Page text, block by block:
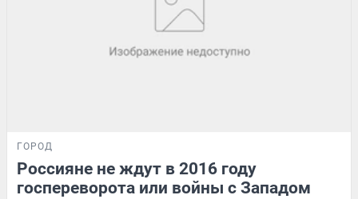
ГОРОД
Россияне не ждут в 2016 году
госпереворота или войны с Западом